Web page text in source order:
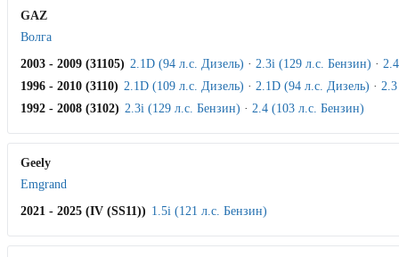
GAZ
Волга
2003 - 2009 (31105) 2.1D (94 л.с. Дизель) · 2.3i (129 л.с. Бензин) ·
1996 - 2010 (3110) 2.1D (109 л.с. Дизель) · 2.1D (94 л.с. Дизель) ·
1992 - 2008 (3102) 2.3i (129 л.с. Бензин) · 2.4 (103 л.с. Бензин)
Geely
Emgrand
2021 - 2025 (IV (SS11)) 1.5i (121 л.с. Бензин)